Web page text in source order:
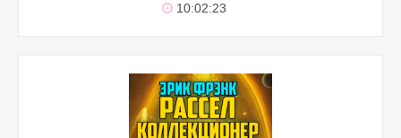
10:02:23